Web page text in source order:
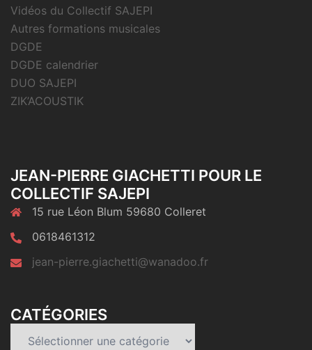
Vidéos du Collectif SAJEPI
Autres formations musicales
DGDE
DGDE calendrier
DUO SAJEPI
ZIK’ACOUSTIK
JEAN-PIERRE GIACHETTI POUR LE
COLLECTIF SAJEPI
15 rue Léon Blum 59680 Colleret
0618461312
jean-pierre.giachetti@wanadoo.fr
CATÉGORIES